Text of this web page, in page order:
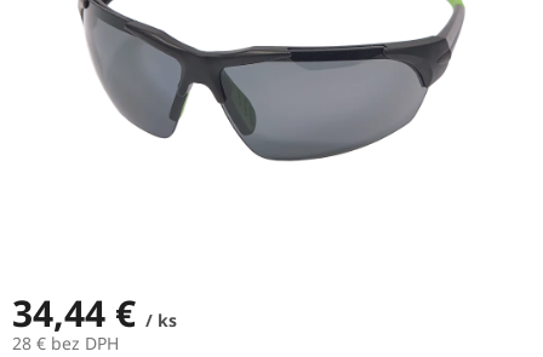
34,44 € / ks
28 € bez DPH